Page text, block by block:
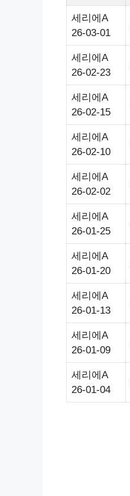
세리에A
26-03-01
세리에A
26-02-23
세리에A
26-02-15
세리에A
26-02-10
세리에A
26-02-02
세리에A
26-01-25
세리에A
26-01-20
세리에A
26-01-13
세리에A
26-01-09
세리에A
26-01-04